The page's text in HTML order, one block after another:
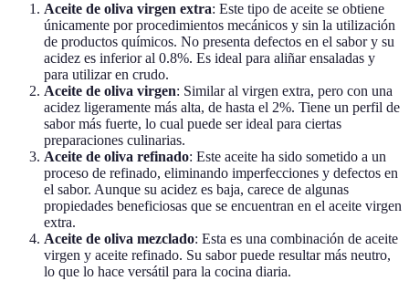
Aceite de oliva virgen extra: Este tipo de aceite se obtiene
únicamente por procedimientos mecánicos y sin la utilización
de productos químicos. No presenta defectos en el sabor y su
acidez es inferior al 0.8%. Es ideal para aliñar ensaladas y
para utilizar en crudo.
Aceite de oliva virgen: Similar al virgen extra, pero con una
acidez ligeramente más alta, de hasta el 2%. Tiene un perfil de
sabor más fuerte, lo cual puede ser ideal para ciertas
preparaciones culinarias.
Aceite de oliva refinado: Este aceite ha sido sometido a un
proceso de refinado, eliminando imperfecciones y defectos en
el sabor. Aunque su acidez es baja, carece de algunas
propiedades beneficiosas que se encuentran en el aceite virgen
extra.
Aceite de oliva mezclado: Esta es una combinación de aceite
virgen y aceite refinado. Su sabor puede resultar más neutro,
lo que lo hace versátil para la cocina diaria.